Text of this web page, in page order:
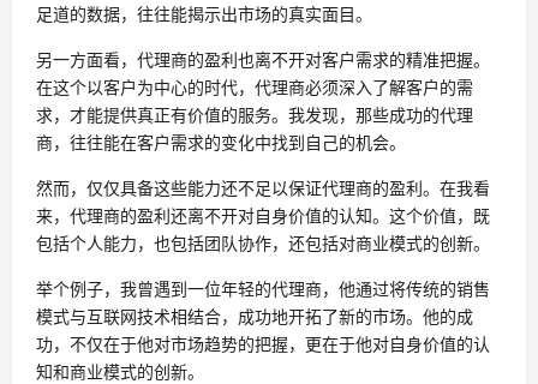
足道的数据，往往能揭示出市场的真实面目。
另一方面看，代理商的盈利也离不开对客户需求的精准把握。
在这个以客户为中心的时代，代理商必须深入了解客户的需
求，才能提供真正有价值的服务。我发现，那些成功的代理
商，往往能在客户需求的变化中找到自己的机会。
然而，仅仅具备这些能力还不足以保证代理商的盈利。在我看
来，代理商的盈利还离不开对自身价值的认知。这个价值，既
包括个人能力，也包括团队协作，还包括对商业模式的创新。
举个例子，我曾遇到一位年轻的代理商，他通过将传统的销售
模式与互联网技术相结合，成功地开拓了新的市场。他的成
功，不仅在于他对市场趋势的把握，更在于他对自身价值的认
知和商业模式的创新。